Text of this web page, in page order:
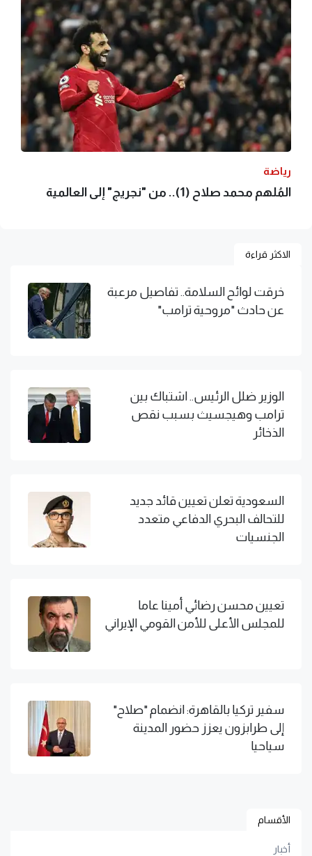
رياضة
المُلهم محمد صلاح (1).. من "نجريج" إلى العالمية
الاكثر قراءة
خرقت لوائح السلامة.. تفاصيل مرعبة
عن حادث "مروحية ترامب"
الوزير ضلل الرئيس.. اشتباك بين
ترامب وهيجسيث بسبب نقص
الذخائر
السعودية تعلن تعيين قائد جديد
للتحالف البحري الدفاعي متعدد
الجنسيات
تعيين محسن رضائي أمينا عاما
للمجلس الأعلى للأمن القومي الإيراني
سفير تركيا بالقاهرة: انضمام "صلاح"
إلى طرابزون يعزز حضور المدينة
سياحيا
الأقسام
أخبار